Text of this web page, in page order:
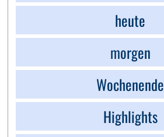
heute
morgen
Wochenende
Highlights